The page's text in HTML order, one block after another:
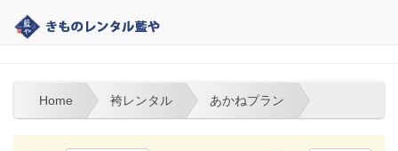
大分 | きものレンタル藍や | 袴レンタル
Home 袴レンタル あかねプラン